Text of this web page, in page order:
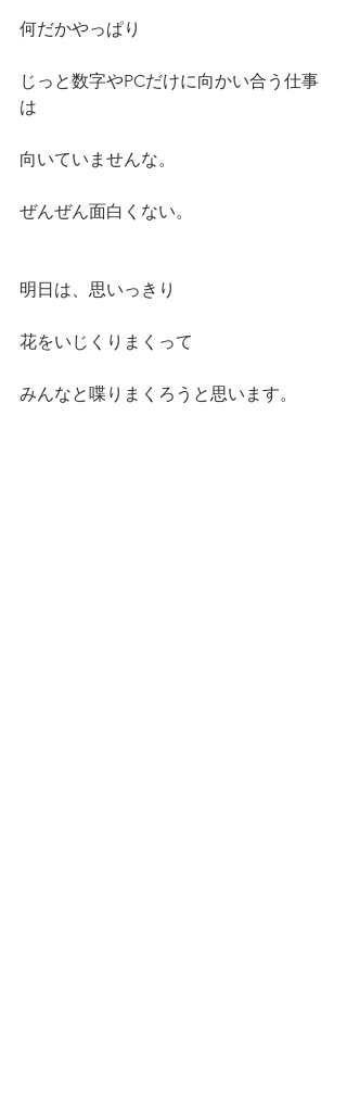
何だかやっぱり
じっと数字やPCだけに向かい合う仕事
は
向いていませんな。
ぜんぜん面白くない。
明日は、思いっきり
花をいじくりまくって
みんなと喋りまくろうと思います。